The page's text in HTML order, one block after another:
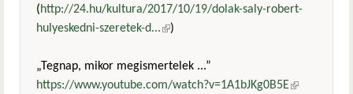
hivatkozás)
(http://24.hu/kultura/2017/10/19/dolak-saly-robert-
hulyeskedni-szeretek-d...(külső hivatkozás)
)
„Tegnap, mikor megismertelek ...”
https://www.youtube.com/watch?v=1A1bJKg0B5E(külső